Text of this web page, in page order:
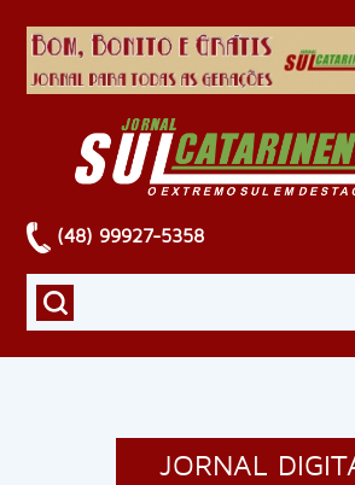
(48) 99927-5358
JORNAL